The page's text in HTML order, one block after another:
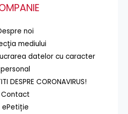
noi
mediului
datelor cu caracter
personal
DESPRE CORONAVIRUS!
Contact
ePetiție